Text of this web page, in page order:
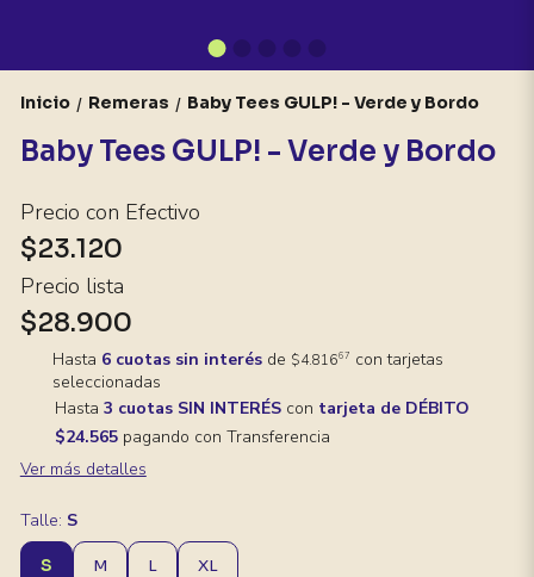
Inicio / Remeras / Baby Tees GULP! - Verde y Bordo
Baby Tees GULP! - Verde y Bordo
Precio con Efectivo
$23.120
Precio lista
$28.900
Hasta 6 cuotas sin interésde $4.81667 con tarjetas
seleccionadas
Hasta 3 cuotas SIN INTERÉScon tarjeta de DÉBITO
$24.565pagando con Transferencia
Ver más detalles
Talle: S
S M L XL